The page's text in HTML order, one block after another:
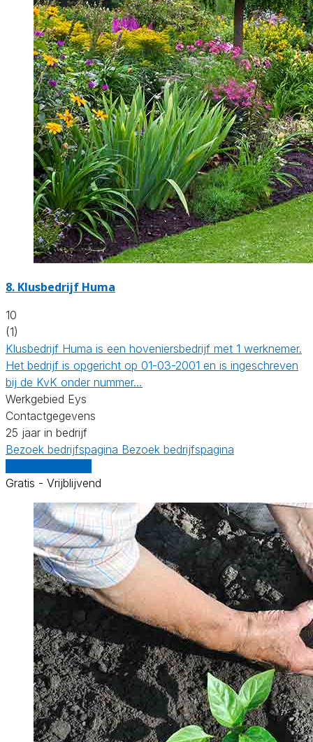
8. Klusbedrijf Huma
10
(1)
Klusbedrijf Huma is een hoveniersbedrijf met 1 werknemer.
Het bedrijf is opgericht op 01-03-2001 en is ingeschreven
bij de KvK onder nummer…
Werkgebied Eys
Contactgegevens
25 jaar in bedrijf
Bezoek bedrijfspagina Bezoek bedrijfspagina
Gratis - Vrijblijvend